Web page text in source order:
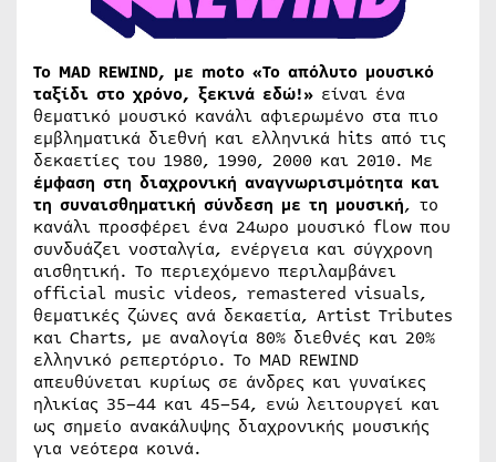
Το MAD REWIND, με moto «Το απόλυτο μουσικό
ταξίδι στο χρόνο, ξεκινά εδώ!» είναι ένα
θεματικό μουσικό κανάλι αφιερωμένο στα πιο
εμβληματικά διεθνή και ελληνικά hits από τις
δεκαετίες του 1980, 1990, 2000 και 2010. Με
έμφαση στη διαχρονική αναγνωρισιμότητα και
τη συναισθηματική σύνδεση με τη μουσική, το
κανάλι προσφέρει ένα 24ωρο μουσικό flow που
συνδυάζει νοσταλγία, ενέργεια και σύγχρονη
αισθητική. Το περιεχόμενο περιλαμβάνει
official music videos, remastered visuals,
θεματικές ζώνες ανά δεκαετία, Artist Tributes
και Charts, με αναλογία 80% διεθνές και 20%
ελληνικό ρεπερτόριο. Το MAD REWIND
απευθύνεται κυρίως σε άνδρες και γυναίκες
ηλικίας 35–44 και 45–54, ενώ λειτουργεί και
ως σημείο ανακάλυψης διαχρονικής μουσικής
για νεότερα κοινά.